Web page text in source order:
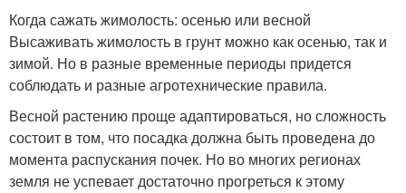
Когда сажать жимолость: осенью или весной
Высаживать жимолость в грунт можно как осенью, так и
зимой. Но в разные временные периоды придется
соблюдать и разные агротехнические правила.
Весной растению проще адаптироваться, но сложность
состоит в том, что посадка должна быть проведена до
момента распускания почек. Но во многих регионах
земля не успевает достаточно прогреться к этому